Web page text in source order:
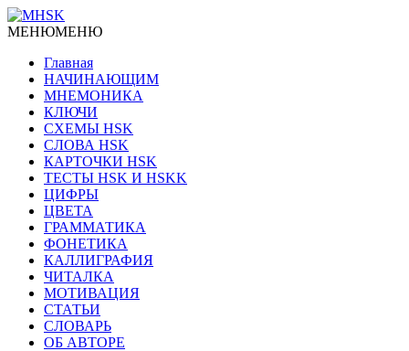
МЕНЮМЕНЮ
Главная
НАЧИНАЮЩИМ
МНЕМОНИКА
КЛЮЧИ
СХЕМЫ HSK
СЛОВА HSK
КАРТОЧКИ HSK
ТЕСТЫ HSK И HSKK
ЦИФРЫ
ЦВЕТА
ГРАММАТИКА
ФОНЕТИКА
КАЛЛИГРАФИЯ
ЧИТАЛКА
МОТИВАЦИЯ
СТАТЬИ
СЛОВАРЬ
ОБ АВТОРЕ